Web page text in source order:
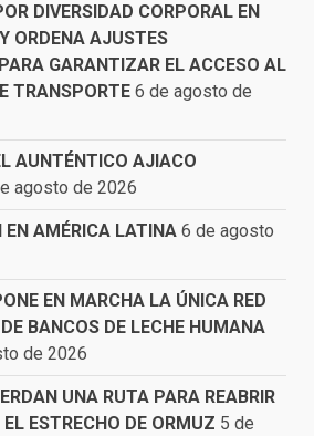
DIVERSIDAD CORPORAL EN
ORDENA AJUSTES
GARANTIZAR EL ACCESO AL
TRANSPORTE 6 de agosto de
AUNTÉNTICO AJIACO
agosto de 2026
AMÉRICA LATINA 6 de agosto
EN MARCHA LA ÚNICA RED
BANCOS DE LECHE HUMANA
de 2026
UNA RUTA PARA REABRIR
ESTRECHO DE ORMUZ 5 de